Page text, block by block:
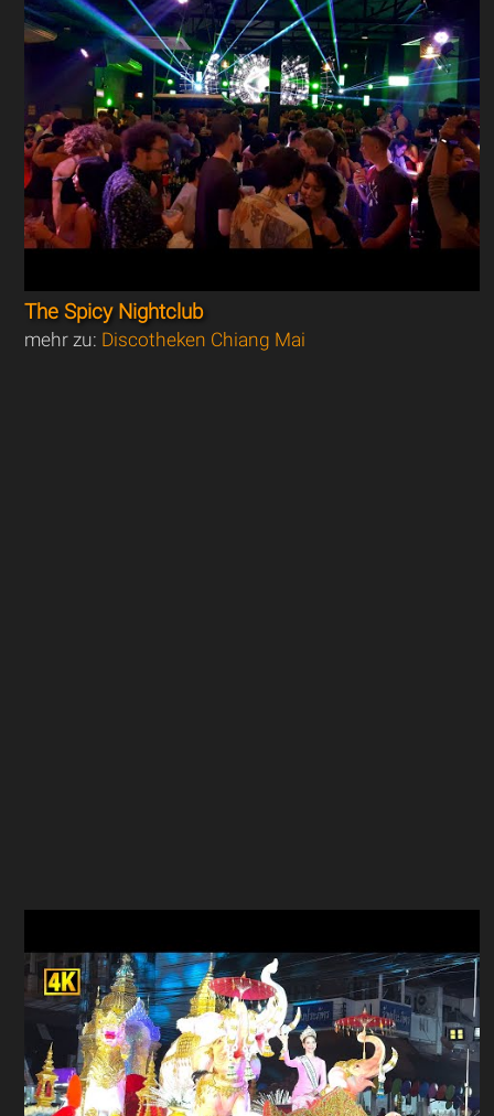
The Spicy Nightclub
mehr zu: Discotheken Chiang Mai